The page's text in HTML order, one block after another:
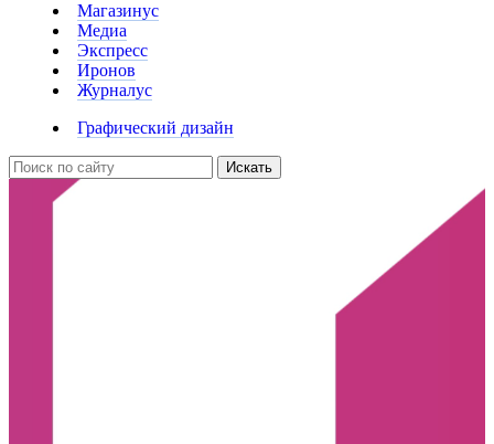
Магазинус
Медиа
Экспресс
Иронов
Журналус
Графический дизайн
Искать